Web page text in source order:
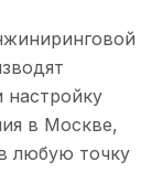
в Москве,
любую точку